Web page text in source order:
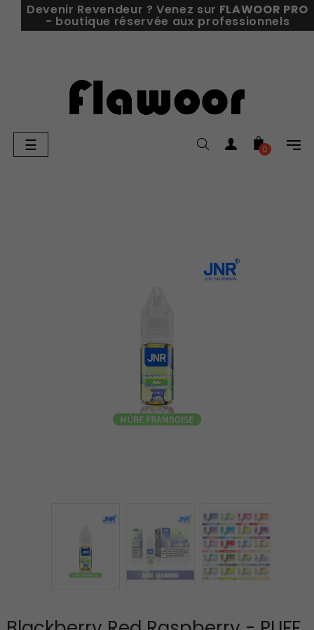
Devenir Revendeur ? Venez sur FLAWOOR PRO
- boutique réservée aux professionnels
Basculer
la
☰ 0